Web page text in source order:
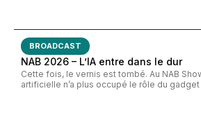
BROADCAST
NAB 2026 – L’IA entre dans le dur
Cette fois, le vernis est tombé. Au NAB
artificielle n’a plus occupé le rôle du gadget